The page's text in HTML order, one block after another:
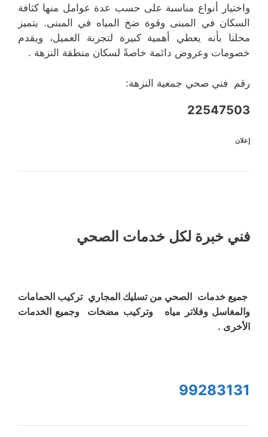
واختيار أنواع مناسبة على حسب عدة عوامل منها كثافة
السكان في المبنى وقوة ضخ المياه في المبنى. يتميز
محلنا بأنه يعطي أهمية كبيرة لتجربة العميل، ويقدم
خصومات وعروض دائمة خاصةً لسكان منطقة النزهة .
رقم فني صحي جمعية النزهة:
22547503
إعلان
فني خبرة لكل خدمات الصحي
جميع خدمات الصحي من تسليك المجاري تركيب الحمامات
والمغاسل وفلاتر مياه وتركيب مضخات وجميع الخدمات
الأخرى .
99283131